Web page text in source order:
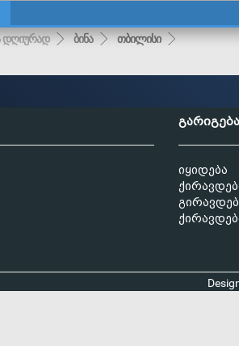
დღიურად ბინა თბილისი
გარიგება
იყიდება